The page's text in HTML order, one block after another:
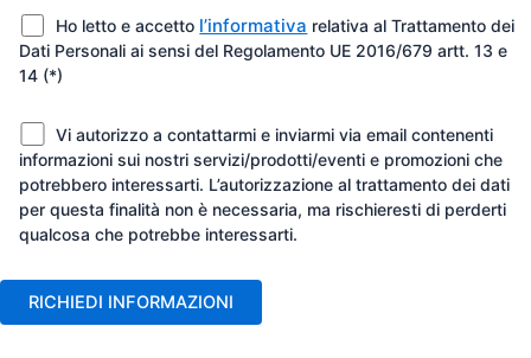
Ho letto e accetto l’informativa relativa al Trattamento dei
Dati Personali ai sensi del Regolamento UE 2016/679 artt. 13 e
14 (*)
Vi autorizzo a contattarmi e inviarmi via email contenenti
informazioni sui nostri servizi/prodotti/eventi e promozioni che
potrebbero interessarti. L’autorizzazione al trattamento dei dati
per questa finalità non è necessaria, ma rischieresti di perderti
qualcosa che potrebbe interessarti.